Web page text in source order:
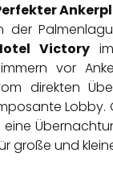
der
Victory
vor
direkten
Lobby.
große und